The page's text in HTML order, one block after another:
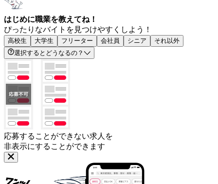
はじめに職業を教えてね！
ぴったりなバイトを見つけやすくしよう！
高校生 大学生 フリーター 会社員 シニア
それ以外
選択するとどうなるの？
応募することができない求人を
非表示にすることができます